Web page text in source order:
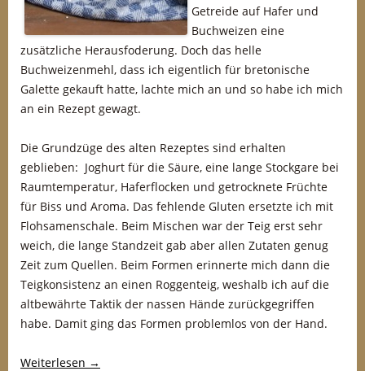
Getreide auf Hafer und
Buchweizen eine
zusätzliche Herausfoderung. Doch das helle
Buchweizenmehl, dass ich eigentlich für bretonische
Galette gekauft hatte, lachte mich an und so habe ich mich
an ein Rezept gewagt.
Die Grundzüge des alten Rezeptes sind erhalten
geblieben: Joghurt für die Säure, eine lange Stockgare bei
Raumtemperatur, Haferflocken und getrocknete Früchte
für Biss und Aroma. Das fehlende Gluten ersetzte ich mit
Flohsamenschale. Beim Mischen war der Teig erst sehr
weich, die lange Standzeit gab aber allen Zutaten genug
Zeit zum Quellen. Beim Formen erinnerte mich dann die
Teigkonsistenz an einen Roggenteig, weshalb ich auf die
altbewährte Taktik der nassen Hände zurückgegriffen
habe. Damit ging das Formen problemlos von der Hand.
Weiterlesen →